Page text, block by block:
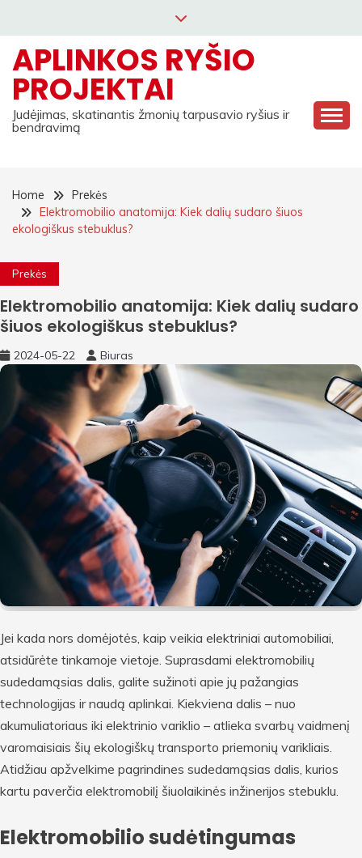
content
APLINKOS RYŠIO
PROJEKTAI
Judėjimas, skatinantis žmonių tarpusavio ryšius ir
bendravimą
Home
Prekės
Elektromobilio anatomija: Kiek dalių sudaro šiuos
ekologiškus stebuklus?
Prekės
Elektromobilio anatomija: Kiek dalių sudaro
šiuos ekologiškus stebuklus?
2024-05-22 Biuras
Jei kada nors domėjotės, kaip veikia elektriniai automobiliai,
atsidūrėte tinkamoje vietoje. Suprasdami elektromobilių
sudedamąsias dalis, galite sužinoti apie jų pažangias
technologijas ir naudą aplinkai. Kiekviena dalis – nuo
akumuliatoriaus iki elektrinio variklio – atlieka svarbų vaidmenį
varomaisiais šių ekologiškų transporto priemonių varikliais.
Atidžiau apžvelkime pagrindines sudedamąsias dalis, kurios
kartu paverčia elektromobilį šiuolaikinės inžinerijos stebuklu.
Elektromobilio sudėtingumas